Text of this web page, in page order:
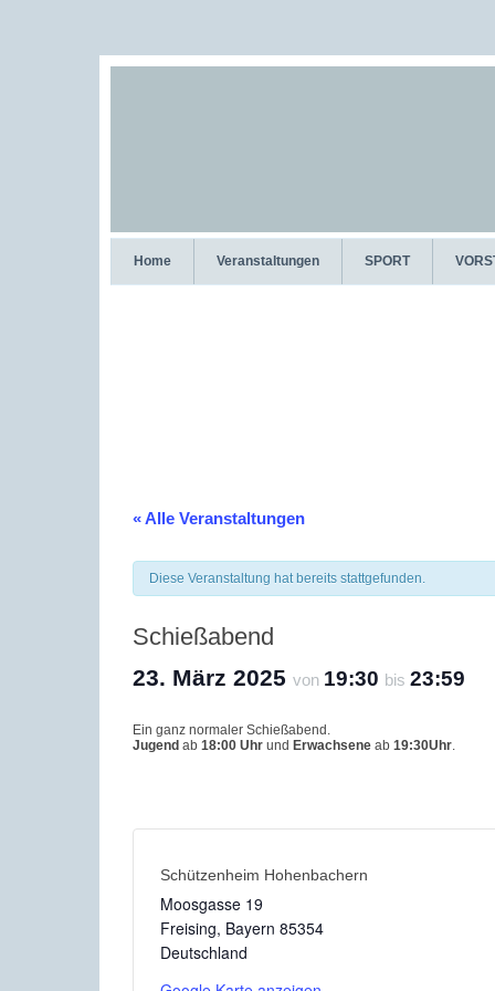
Home Veranstaltungen SPORT
« Alle Veranstaltungen
Diese Veranstaltung hat bereits stattgefunden.
Schießabend
23. März 2025 von 19:30 bis 23:59
Ein ganz normaler Schießabend.
Jugend ab 18:00 Uhr und Erwachsene ab 19:30Uhr.
Schützenheim Hohenbachern
Moosgasse 19
Freising, Bayern 85354
Deutschland